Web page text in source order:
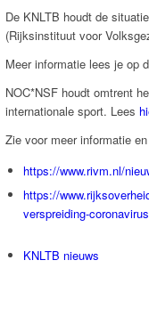
De KNLTB houdt de
(Rijksinstituut voor
Meer informatie lees je op
NOC*NSF houdt omtrent
internationale sport. Lees
Zie voor meer informatie
https://www.rivm.nl/
https://
verspreiding-
KNLTB nieuws